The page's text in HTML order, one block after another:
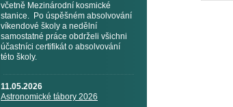
včetně Mezinárodní kosmické
stanice. Po úspěšném absolvování
víkendové školy a nedělní
samostatné práce obdrželi všichni
účastníci certifikát o absolvování
této školy.
11.05.2026
Astronomické tábory 2026